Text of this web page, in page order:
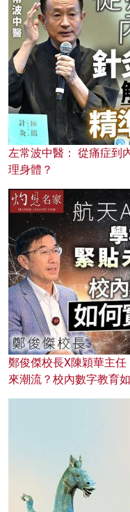
左常波中醫： 從痛症到
理身體？
鄭俊傑校長X陳穎華主
來潮流？校內數字教育